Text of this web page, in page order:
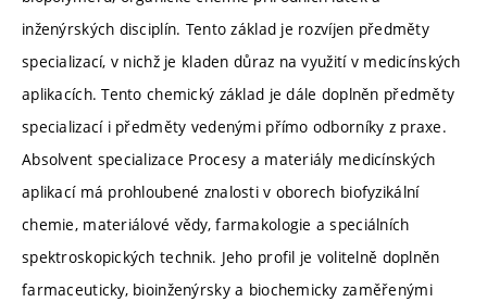
inženýrských disciplín. Tento základ je rozvíjen předměty
specializací, v nichž je kladen důraz na využití v medicínských
aplikacích. Tento chemický základ je dále doplněn předměty
specializací i předměty vedenými přímo odborníky z praxe.
Absolvent specializace Procesy a materiály medicínských
aplikací má prohloubené znalosti v oborech biofyzikální
chemie, materiálové vědy, farmakologie a speciálních
spektroskopických technik. Jeho profil je volitelně doplněn
farmaceuticky, bioinženýrsky a biochemicky zaměřenými